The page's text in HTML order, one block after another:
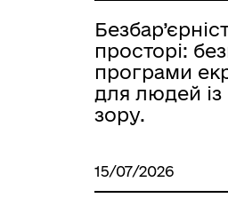
просторі:
програми
для людей
зору.
15/07/2026